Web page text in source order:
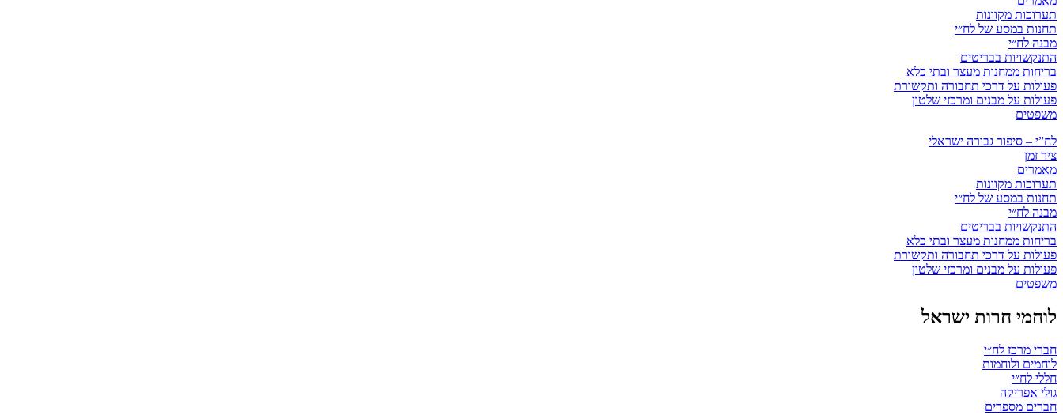
תערוכות מקוונות
תחנות במסע של לח״י
מבנה לח״י
התנקשויות בבריטים
בריחות ממחנות מעצר ובתי כלא
פעולות על דרכי תחבורה ותקשורת
פעולות על מבנים ומרכזי שלטון
משפטים
לח”י – סיפור גבורה ישראלי
ציר זמן
מאמרים
תערוכות מקוונות
תחנות במסע של לח״י
מבנה לח״י
התנקשויות בבריטים
בריחות ממחנות מעצר ובתי כלא
פעולות על דרכי תחבורה ותקשורת
פעולות על מבנים ומרכזי שלטון
משפטים
לוחמי חרות ישראל
חברי מרכז לח״י
לוחמים ולוחמות
חללי לח״י
גולי אפריקה
חברים מספרים